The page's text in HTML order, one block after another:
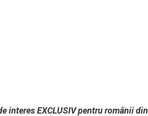
interes EXCLUSIV pentru românii din